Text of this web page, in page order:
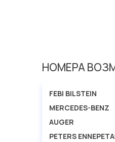
НОМЕРА
FEBI BILSTEIN
MERCEDES-BENZ
AUGER
PETERS